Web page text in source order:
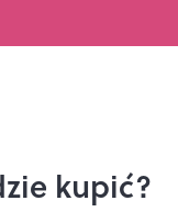
kupić?